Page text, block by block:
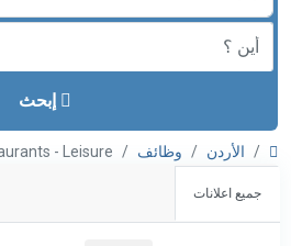
إبحث
الأردن وظائف - Leisure
جميع اعلانات